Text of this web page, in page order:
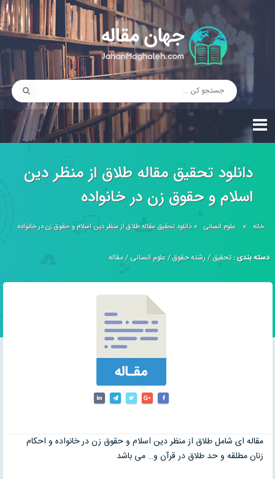
دانلود تحقیق مقاله طلاق از منظر دين
اسلام و حقوق زن در خانواده
خانه » علوم انسانی »دانلود تحقیق مقاله طلاق از منظر دين اسلام و حقوق زن در خانواده
دسته بندی :تحقیق/رشته حقوق/علوم انسانی/مقاله
مقاله ای شامل طلاق از منظر دین اسلام و حقوق زن در خانواده و احکام
زنان مطلقه و حد طلاق در قرآن و… می باشد